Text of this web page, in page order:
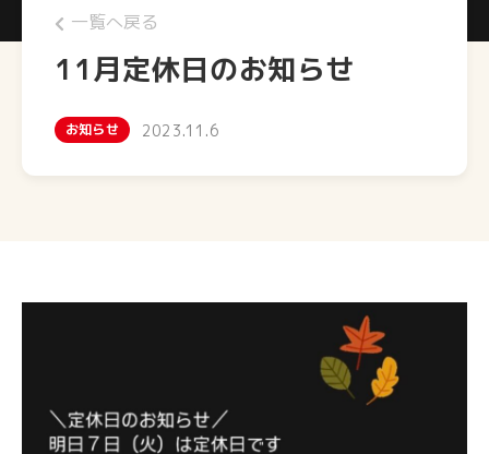
一覧へ戻る
11月定休日のお知らせ
お知らせ 2023.11.6